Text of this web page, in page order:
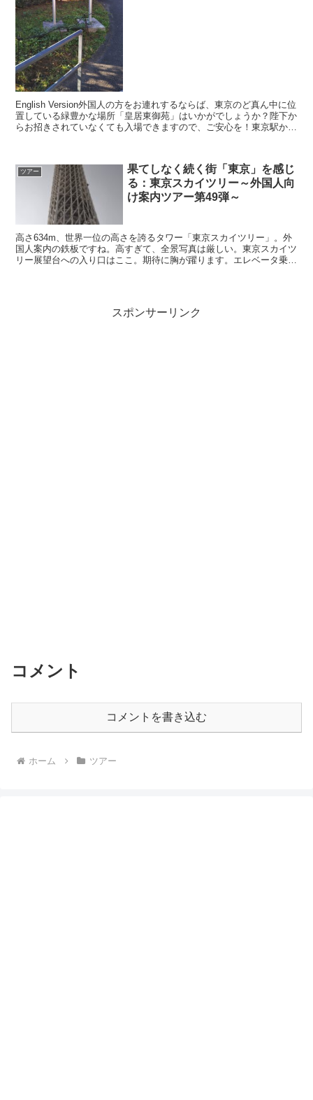
English Version外国人の方をお連れするならば、東京のど真ん中に位
置している緑豊かな場所「皇居東御苑」はいかがでしょうか？陛下か
らお招きされていなくても入場できますので、ご安心を！東京駅か
ツアー
果てしなく続く街「東京」を感じ
る：東京スカイツリー～外国人向
け案内ツアー第49弾～
高さ634m、世界一位の高さを誇るタワー「東京スカイツリー」。外
国人案内の鉄板ですね。高すぎて、全景写真は厳しい。東京スカイツ
リー展望台への入り口はここ。期待に胸が躍ります。エレベータ乗り
スポンサーリンク
コメント
コメントを書き込む
ホーム ツアー